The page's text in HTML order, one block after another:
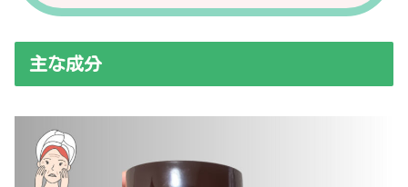
主な成分